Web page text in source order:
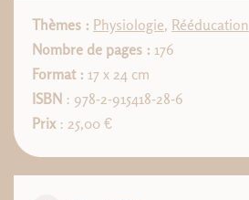
Thèmes : Physiologie, Rééducation
Nombre de pages : 176
Format : 17 x 24 cm
ISBN : 978-2-915418-28-6
Prix : 25,00 €